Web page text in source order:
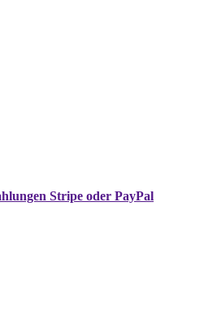
Stripe oder PayPal